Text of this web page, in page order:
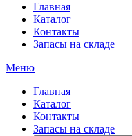
Главная
Каталог
Контакты
Запасы на складе
Меню
Главная
Каталог
Контакты
Запасы на складе